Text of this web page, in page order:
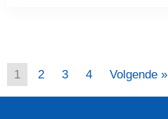
1 2 3 4 Volgende »